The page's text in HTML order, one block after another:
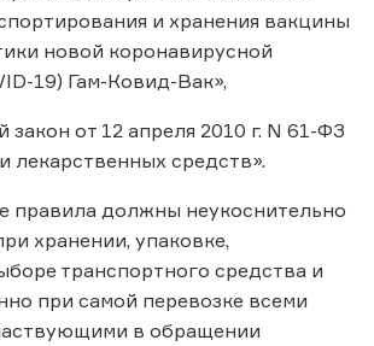
и хранения вакцины
новой коронавирусной
19) Гам-Ковид-Вак»,
от 12 апреля 2010 г. N 61-ФЗ
лекарственных средств».
правила должны неукоснительно
хранении, упаковке,
транспортного средства и
при самой перевозке всеми
в обращении